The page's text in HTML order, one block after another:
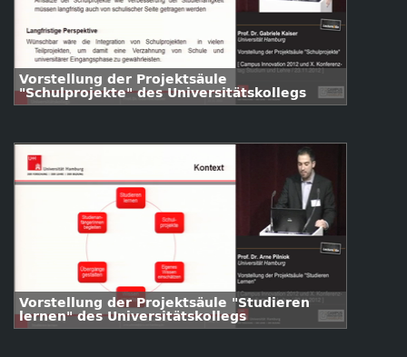
Vorstellung der Projektsäule
"Schulprojekte" des Universitätskollegs
Vorstellung der Projektsäule "Studieren
lernen" des Universitätskollegs